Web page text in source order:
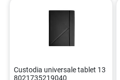
Custodia universale tablet 13
8021735219040